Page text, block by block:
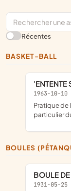
Récentes
BASKET-BALL
1963-10-10
pratique de l'éducation physique et des sports en
particulier
BOULES
BOULE
1931-05-25